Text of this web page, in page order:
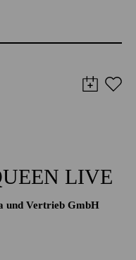
Vertrieb GmbH